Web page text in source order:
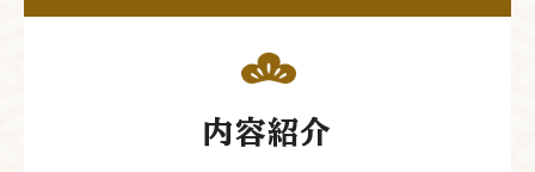
内容紹介